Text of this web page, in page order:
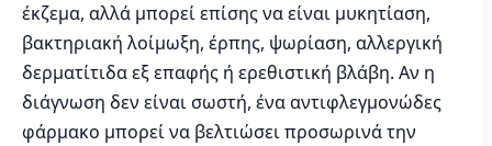
έκζεμα, αλλά μπορεί επίσης να είναι μυκητίαση,
βακτηριακή λοίμωξη, έρπης, ψωρίαση, αλλεργική
δερματίτιδα εξ επαφής ή ερεθιστική βλάβη. Αν η
διάγνωση δεν είναι σωστή, ένα αντιφλεγμονώδες
φάρμακο μπορεί να βελτιώσει προσωρινά την